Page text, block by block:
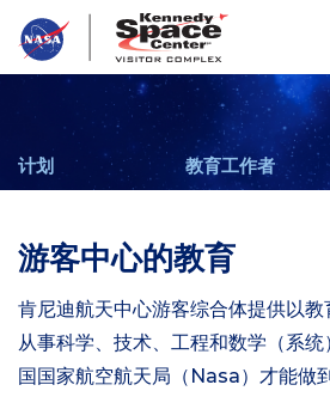
首
页
计划 教育工作者
游客中心的教育
肯尼迪航天中心游客综合体提供以
从事科学、技术、工程和数学（系
国国家航空航天局（Nasa）才能做